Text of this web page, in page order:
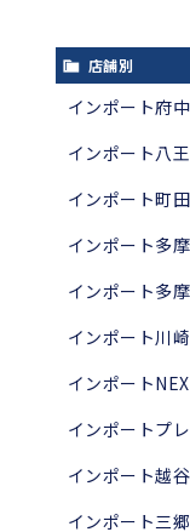
店舗別
インポート府中
インポート八
インポート町田
インポート多
インポート多
インポート川
インポート
インポートプ
インポート越谷
インポート三